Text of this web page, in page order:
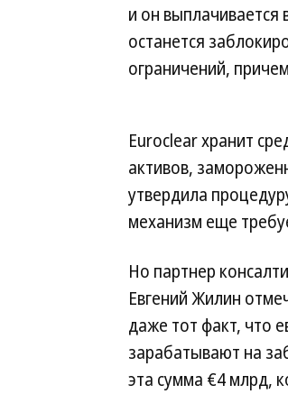
и он выплачивается
останется
ограничений,
Euroclear хранит
активов,
утвердила
механизм еще
Но партнер
Евгений Жилин
даже тот факт, что
зарабатывают на
эта сумма €4 млрд,